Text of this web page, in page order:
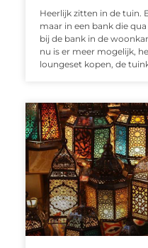
Heerlijk zitten in de tuin.
maar in een bank die
bij de bank in de
nu is er meer mogelijk,
loungeset kopen, de